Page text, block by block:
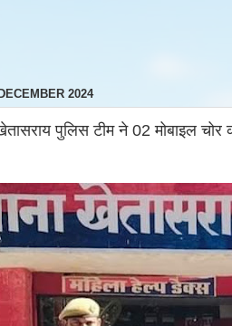
2024
पुलिस टीम ने 02 मोबाइल चोर